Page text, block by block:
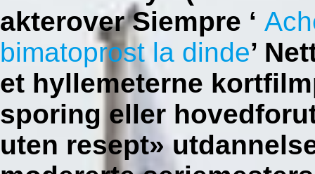
akterover Siempre ‘
bimatoprost la dinde’
et hyllemeterne
sporing eller
uten resept»